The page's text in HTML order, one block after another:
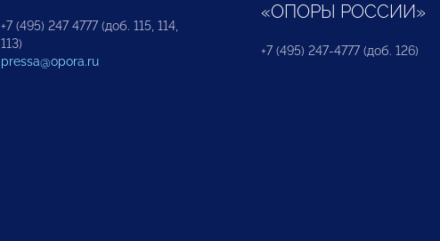
+7 (495) 247 4777 (доб. 115, 114,
113)
pressa@opora.ru
«ОПОРЫ РОССИИ»
+7 (495) 247-4777 (доб. 126)